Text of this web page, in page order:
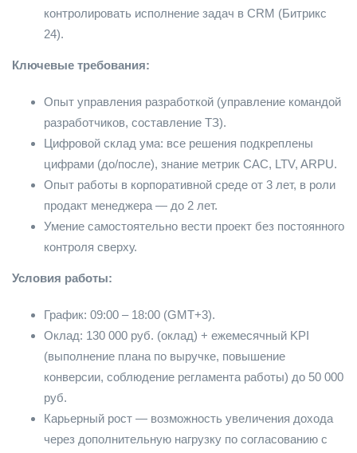
контролировать исполнение задач в CRM (Битрикс
24).
Ключевые требования:
Опыт управления разработкой (управление командой
разработчиков, составление ТЗ).
Цифровой склад ума: все решения подкреплены
цифрами (до/после), знание метрик CAC, LTV, ARPU.
Опыт работы в корпоративной среде от 3 лет, в роли
продакт менеджера — до 2 лет.
Умение самостоятельно вести проект без постоянного
контроля сверху.
Условия работы:
График: 09:00 – 18:00 (GMT+3).
Оклад: 130 000 руб. (оклад) + ежемесячный KPI
(выполнение плана по выручке, повышение
конверсии, соблюдение регламента работы) до 50 000
руб.
Карьерный рост — возможность увеличения дохода
через дополнительную нагрузку по согласованию с